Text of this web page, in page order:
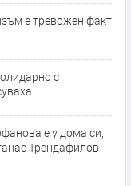
е тревожен факт
с
е у дома си,
Трендафилов